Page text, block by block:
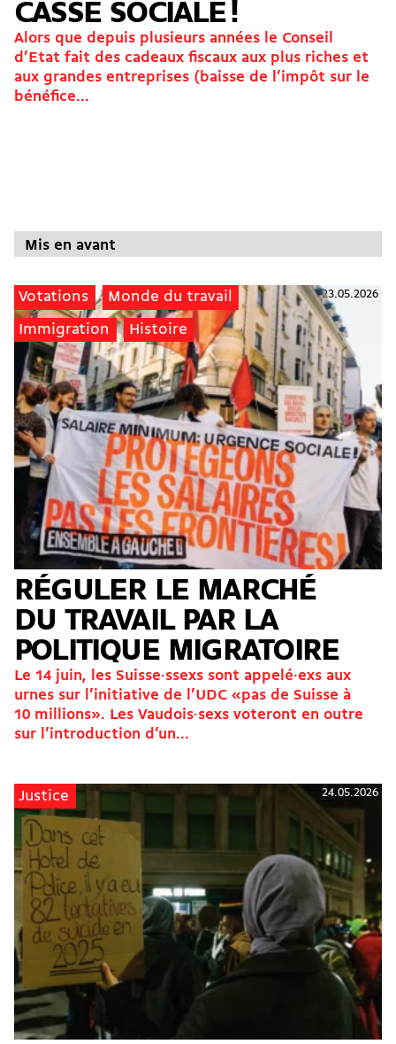
CASSE SOCIALE !
Alors que depuis plusieurs années le Conseil
d’Etat fait des cadeaux fiscaux aux plus riches et
aux grandes entreprises (baisse de l’impôt sur le
bénéfice...
Mis en avant
Votations Monde du travail
Immigration Histoire
23.05.2026
RÉGULER LE MARCHÉ
DU TRAVAIL PAR LA
POLITIQUE MIGRATOIRE
Le 14 juin, les Suisse·ssexs sont appelé·exs aux
urnes sur l’initiative de l’UDC «pas de Suisse à
10 millions». Les Vaudois·sexs voteront en outre
sur l’introduction d’un...
Justice 24.05.2026